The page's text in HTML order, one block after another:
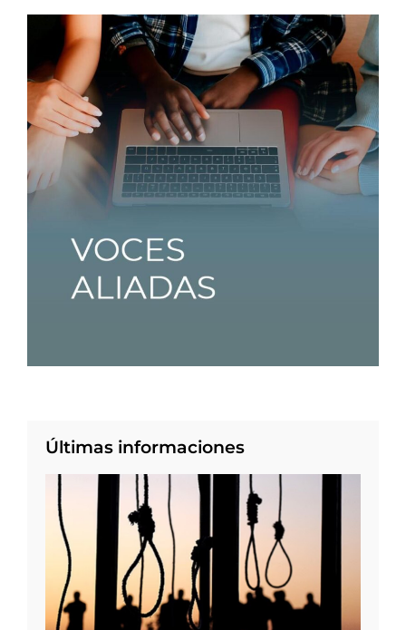
Últimas informaciones